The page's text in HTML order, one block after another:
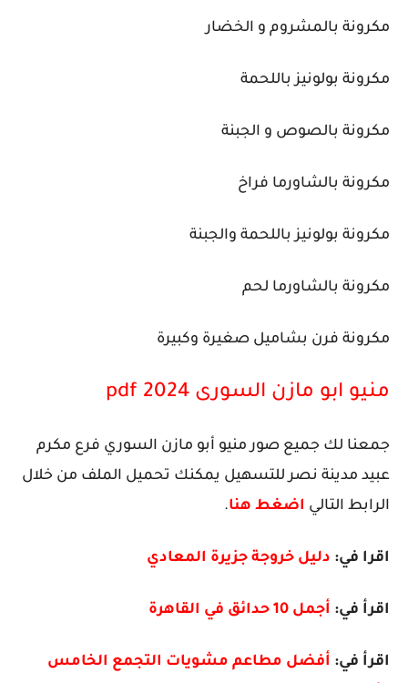
مكرونة بالمشروم و الخضار
مكرونة بولونيز باللحمة
مكرونة بالصوص و الجبنة
مكرونة بالشاورما فراخ
مكرونة بولونيز باللحمة والجبنة
مكرونة بالشاورما لحم
مكرونة فرن بشاميل صغيرة وكبيرة
منيو ابو مازن السورى 2024 pdf
جمعنا لك جميع صور منيو أبو مازن السوري فرع مكرم
عبيد مدينة نصر للتسهيل يمكنك تحميل الملف من خلال
الرابط التالي اضغط هنا.
اقرا في: دليل خروجة جزيرة المعادي
اقرأ في: أجمل 10 حدائق في القاهرة
اقرأ في: أفضل مطاعم مشويات التجمع الخامس